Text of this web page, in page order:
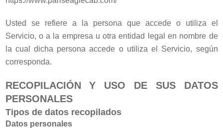
Usted se refiere a la persona que accede o utiliza el
Servicio, o a la empresa u otra entidad legal en nombre de
la cual dicha persona accede o utiliza el Servicio, según
corresponda.
RECOPILACIÓN Y USO DE SUS DATOS
PERSONALES
Tipos de datos recopilados
Datos personales